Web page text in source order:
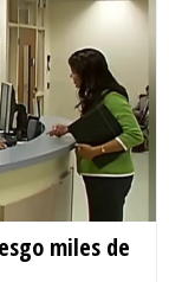
miles de